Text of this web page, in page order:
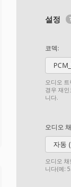
설정
코덱:
오디오
경우 재
니다.
오디오
자동
오디오
니다(예: